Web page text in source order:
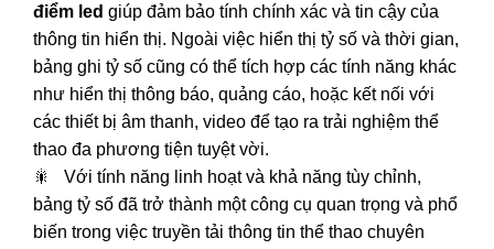
điểm led giúp đảm bảo tính chính xác và tin cậy của
thông tin hiển thị. Ngoài việc hiển thị tỷ số và thời gian,
bảng ghi tỷ số cũng có thể tích hợp các tính năng khác
như hiển thị thông báo, quảng cáo, hoặc kết nối với
các thiết bị âm thanh, video để tạo ra trải nghiệm thể
thao đa phương tiện tuyệt vời.
🎇 Với tính năng linh hoạt và khả năng tùy chỉnh,
bảng tỷ số đã trở thành một công cụ quan trọng và phổ
biến trong việc truyền tải thông tin thể thao chuyên